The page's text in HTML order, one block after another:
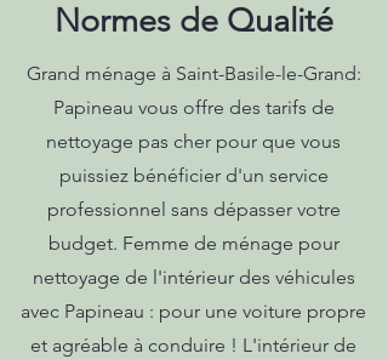
Normes de Qualité
Grand ménage à Saint-Basile-le-Grand:
Papineau vous offre des tarifs de
nettoyage pas cher pour que vous
puissiez bénéficier d'un service
professionnel sans dépasser votre
budget. Femme de ménage pour
nettoyage de l'intérieur des véhicules
avec Papineau : pour une voiture propre
et agréable à conduire ! L'intérieur de